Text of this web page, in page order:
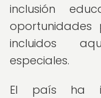
inclusión
oportunidades
incluidos
especiales.
El país ha